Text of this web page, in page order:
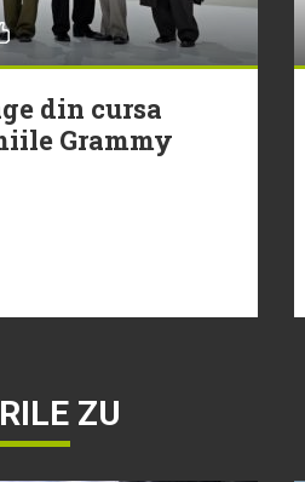
din cursa
Grammy
ZU